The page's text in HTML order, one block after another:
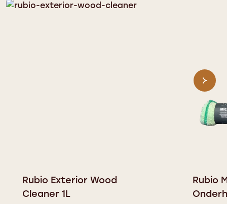
Rubio Exterior Wood
Cleaner 1L
Rubio